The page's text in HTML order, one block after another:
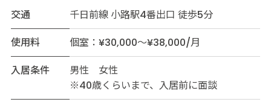
交通
千日前線 小路駅4番出口 徒歩5分
使用料
個室：¥30,000～¥38,000/月
入居条件
男性 女性
※40歳くらいまで、入居前に面談